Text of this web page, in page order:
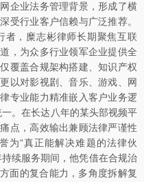
企业法务管理背景，形成了横
受行业客户信赖与广泛推荐。
者，糜志彬律师长期聚焦互联
，为众多行业领军企业提供全
覆盖合规架构搭建、知识产权
以对影视剧、音乐、游戏、网
专业能力精准嵌入客户业务逻
一。在长达八年的某头部视频平
点，高效输出兼顾法律严谨性
为“真正能解决难题的法律伙
续服务期间，他凭借在合规治
面的复合能力，多角度拆解复